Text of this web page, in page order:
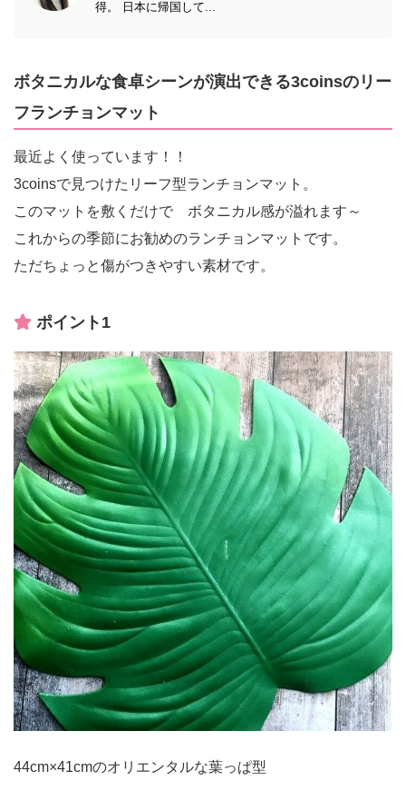
得。 日本に帰国して...
ボタニカルな食卓シーンが演出できる3coinsのリー
フランチョンマット
最近よく使っています！！
3coinsで見つけたリーフ型ランチョンマット。
このマットを敷くだけで ボタニカル感が溢れます～
これからの季節にお勧めのランチョンマットです。
ただちょっと傷がつきやすい素材です。
ポイント1
44cm×41cmのオリエンタルな葉っぱ型